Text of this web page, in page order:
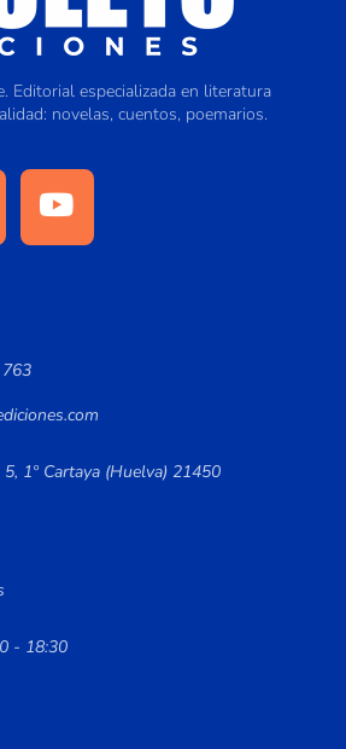
Editorial especializada en literatura
novelas, cuentos, poemarios.
1º Cartaya (Huelva) 21450
- 18:30